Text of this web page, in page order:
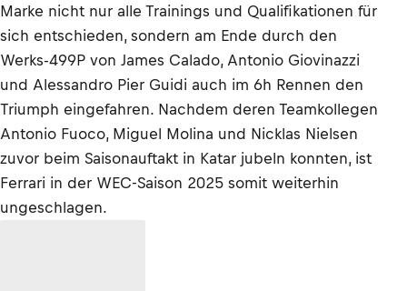
Marke nicht nur alle Trainings und Qualifikationen für
sich entschieden, sondern am Ende durch den
Werks-499P von James Calado, Antonio Giovinazzi
und Alessandro Pier Guidi auch im 6h Rennen den
Triumph eingefahren. Nachdem deren Teamkollegen
Antonio Fuoco, Miguel Molina und Nicklas Nielsen
zuvor beim Saisonauftakt in Katar jubeln konnten, ist
Ferrari in der WEC-Saison 2025 somit weiterhin
ungeschlagen.